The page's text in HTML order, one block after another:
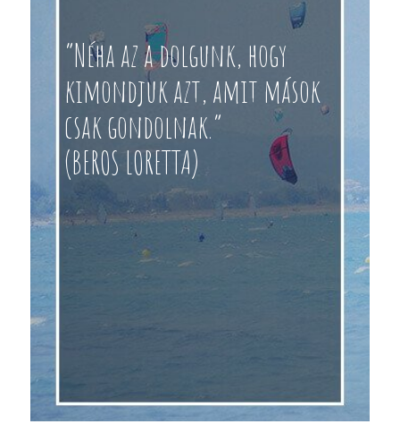
“Néha az a dolgunk, hogy
kimondjuk azt, amit mások
csak gondolnak.”
(BEROS LORETTA)